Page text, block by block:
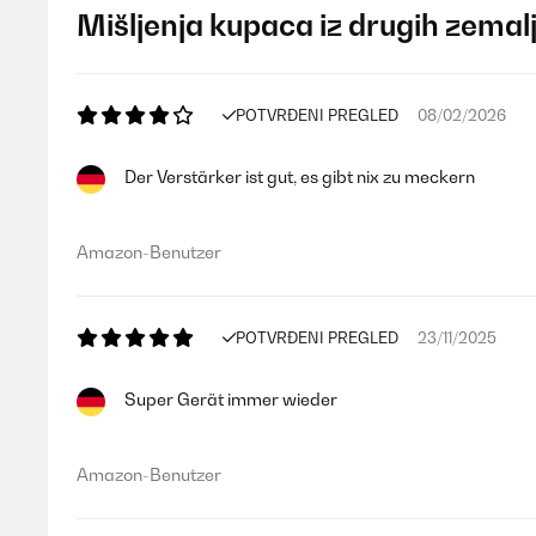
Mišljenja kupaca iz drugih
POTVRĐENI PREGLED 08/02/2026
Der Verstärker ist gut, es gibt nix zu meckern
Amazon-Benutzer
POTVRĐENI PREGLED 23/11/2025
Super Gerät immer wieder
Amazon-Benutzer